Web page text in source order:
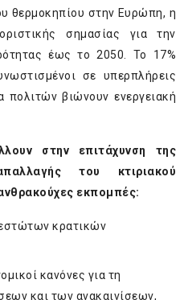
θερμοκηπίου στην Ευρώπη, η
σημασίας για την
έως το 2050. Το 17%
σε υπερπλήρεις
πολιτών βιώνουν ενεργειακή
στην επιτάχυνση της
του κτιριακού
εκπομπές:
κρατικών
κανόνες για τη
και των ανακαινίσεων,